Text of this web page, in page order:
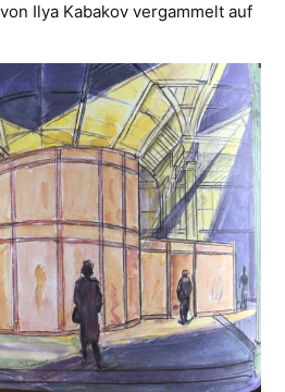
Ilya Kabakov vergammelt auf